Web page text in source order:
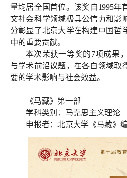
量均居全国首位。该奖自1995年
文社会科学领域极具公信力和影
分彰显了北京大学在构建中国哲
中的重要贡献。
本次荣获一等奖的7项成果
与学术前沿议题，在各自领域取
要的学术影响与社会效益。
《马藏》第一部
学科类别：马克思主义理论
申报者：北京大学《马藏》